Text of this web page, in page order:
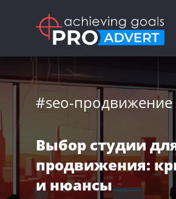
#seo-продвижение
Выбор студии
продвижения:
и нюансы